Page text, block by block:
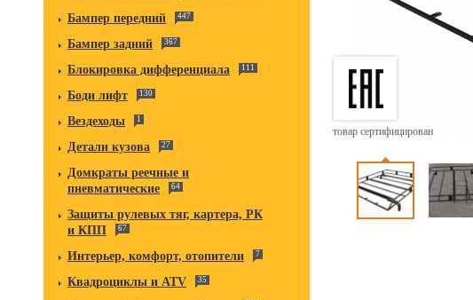
Бампер передний 447
Бампер задний 367
Блокировка дифференциала 111
Боди лифт 130
Вездеходы 1
Детали кузова 27
Домкраты реечные и
пневматические
64
Защиты рулевых тяг, картера, РК
и КПП
67
Интерьер, комфорт, отопители 7
Квадроциклы и ATV 35
товар сертифицирован